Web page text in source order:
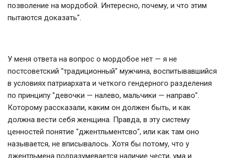
позволение на мордобой. Интересно, почему, и что этим
пытаются доказать".
У меня ответа на вопрос о мордобое нет — я не
постсоветский "традиционный" мужчина, воспитывавшийся
в условиях патриархата и четкого гендерного разделения
по принципу "девочки — налево, мальчики — направо".
Которому рассказали, каким он должен быть, и как
должна вести себя женщина. Правда, в эту систему
ценностей понятие "джентльментсво", или как там оно
называется, не вписывалось. Хотя бы потому, что у
джентльмена подразумевается наличие чести, ума и